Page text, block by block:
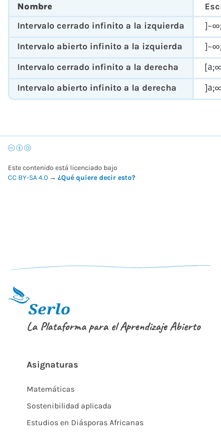
Nombre
Intervalo cerrado infinito a la izquierda
] −∞
Intervalo abierto infinito a la izquierda ] −∞
Intervalo cerrado infinito a la derecha [a;
Intervalo abierto infinito a la derecha ]a;
Este contenido está licenciado bajo
CC BY-SA 4.0 → ¿Qué quiere decir esto?
La Plataforma para el Aprendizaje Abierto
Asignaturas
Matemáticas
Sostenibilidad aplicada
Estudios en Diásporas Africanas